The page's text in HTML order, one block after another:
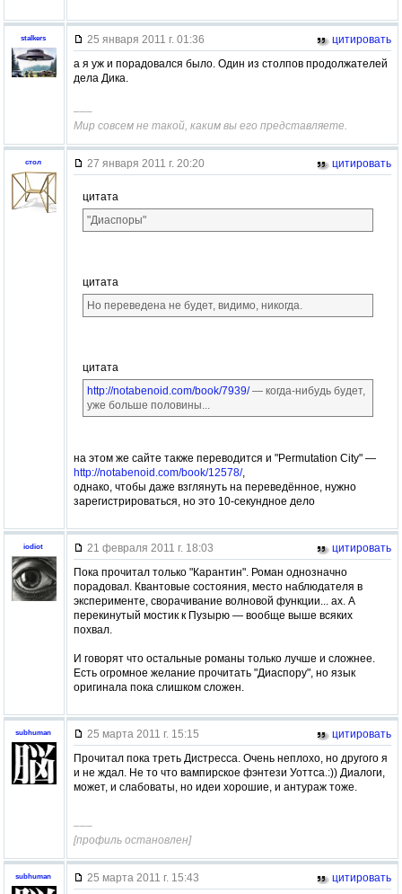
stalkers 25 января 2011 г. 01:36
цитировать
а я уж и порадовался было. Один из столпов продолжателей
дела Дика.
–––
Мир совсем не такой, каким вы его представляете.
стол 27 января 2011 г. 20:20 цитировать
цитата
"Диаспоры"
цитата
Но переведена не будет, видимо, никогда.
цитата
http://notabenoid.com/book/7939/— когда-нибудь будет,
уже больше половины...
на этом же сайте также переводится и "Permutation City" —
http://notabenoid.com/book/12578/,
однако, чтобы даже взглянуть на переведённое, нужно
зарегистрироваться, но это 10-секундное дело
iodiot 21 февраля 2011 г. 18:03
цитировать
Пока прочитал только "Карантин". Роман однозначно
порадовал. Квантовые состояния, место наблюдателя в
эксперименте, сворачивание волновой функции... ах. А
перекинутый мостик к Пузырю — вообще выше всяких
похвал.
И говорят что остальные романы только лучше и сложнее.
Есть огромное желание прочитать "Диаспору", но язык
оригинала пока слишком сложен.
subhuman 25 марта 2011 г. 15:15
цитировать
Прочитал пока треть Дистресса. Очень неплохо, но другого я
и не ждал. Не то что вампирское фэнтези Уоттса.:)) Диалоги,
может, и слабоваты, но идеи хорошие, и антураж тоже.
–––
[профиль остановлен]
subhuman 25 марта 2011 г. 15:43
цитировать